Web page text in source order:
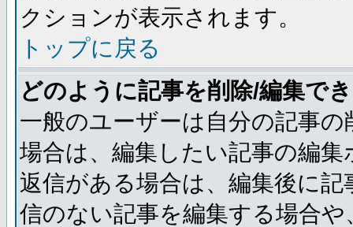
クションが表示されます。
トップに戻る
どのように記事を削除/編集で
一般のユーザーは自分の記事
場合は、編集したい記事の編
返信がある場合は、編集後に
信のない記事を編集する場合